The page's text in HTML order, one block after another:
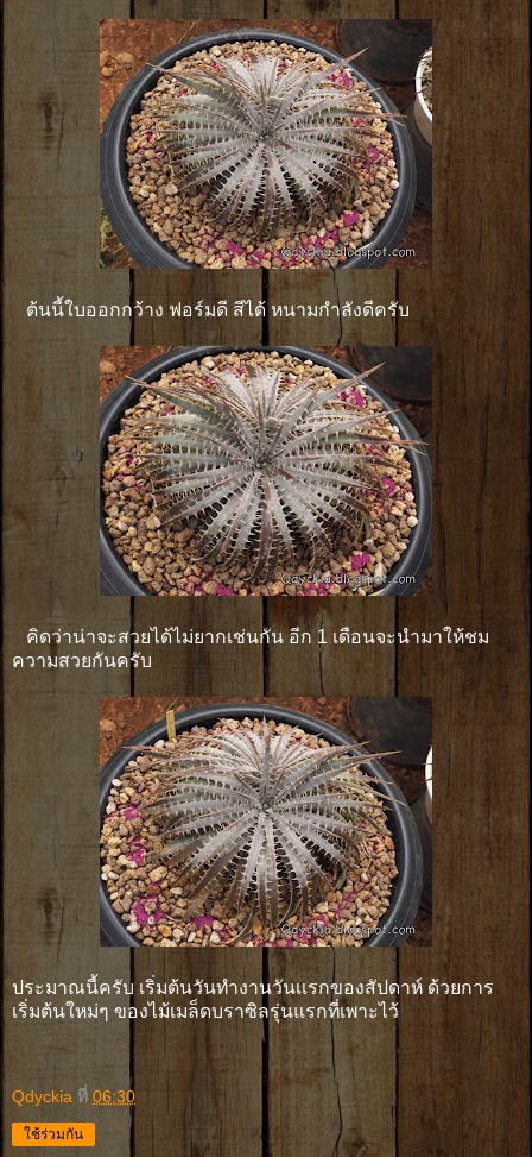
ต้นนี้ใบออกกว้าง ฟอร์มดี สีได้ หนามกำลังดีครับ
คิดว่าน่าจะสวยได้ไม่ยากเช่นกัน อีก 1 เดือนจะนำมาให้ชม
ความสวยกันครับ
ประมาณนี้ครับ เริ่มต้นวันทำงานวันเเรกของสัปดาห์ ด้วยการ
เริ่มต้นใหม่ๆ ของไม้เมล็ดบราซิลรุ่นแรกที่เพาะไว้
Qdyckia ที่ 06:30
ใช้ร่วมกัน